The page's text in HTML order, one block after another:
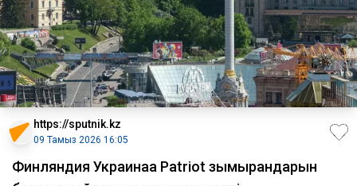
https://sputnik.kz
09 Тамыз 2026 16:05
Финляндия Украинаға Patriot зымырандарын